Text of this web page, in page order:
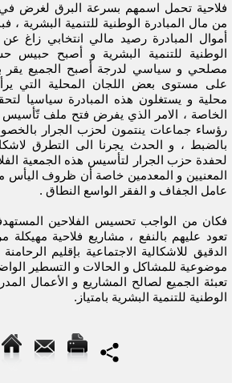
فلاحية تحمل اسمهم بسرعة البرق لغرض
من مال المبادرة الوطنية للتنمية البشرية ،
أموال المبادرة رصيد مالي انتخابي زاغ
الوطنية للتنمية البشرية و أصبح
مصلحي و سياسي لدرجة أصبح الجميع يقر
على مستوى بعض اللجان المحلية التي
محلية و يستغلون هذه المبادرة سياسيا
الخاصة ، الامر الذي يفرض فتح ملف
رؤساء جماعات ينتمون لحزب الجرار
بالضبط ، و الحدث يجرنا الى التطرق
لحفدة حزب الجرار لتأسيس هذه الجمعية
المعنيين و المعدمين خاصة أن ظروف اليأس
عامل الجفاف و الفقر الواسع النطاق .
فكان من الواجب تحسيس الفلاحين
تعود عليهم بالنفع ، مشاريع فلاحية
الدقيق للاشكالية الاجتماعية بإقليم
موضوعية للمشاكل و الحالات و التسطير
تعبئة الجميع لصالح المشاريع و الأعمال
الوطنية للتنمية البشرية بامتياز.